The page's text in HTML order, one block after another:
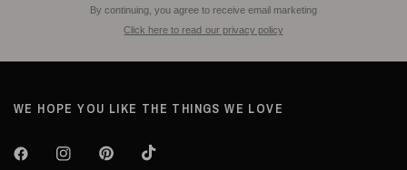
By continuing, you agree to receive email marketing
Click here to read our privacy policy
WE HOPE YOU LIKE THE THINGS WE LOVE